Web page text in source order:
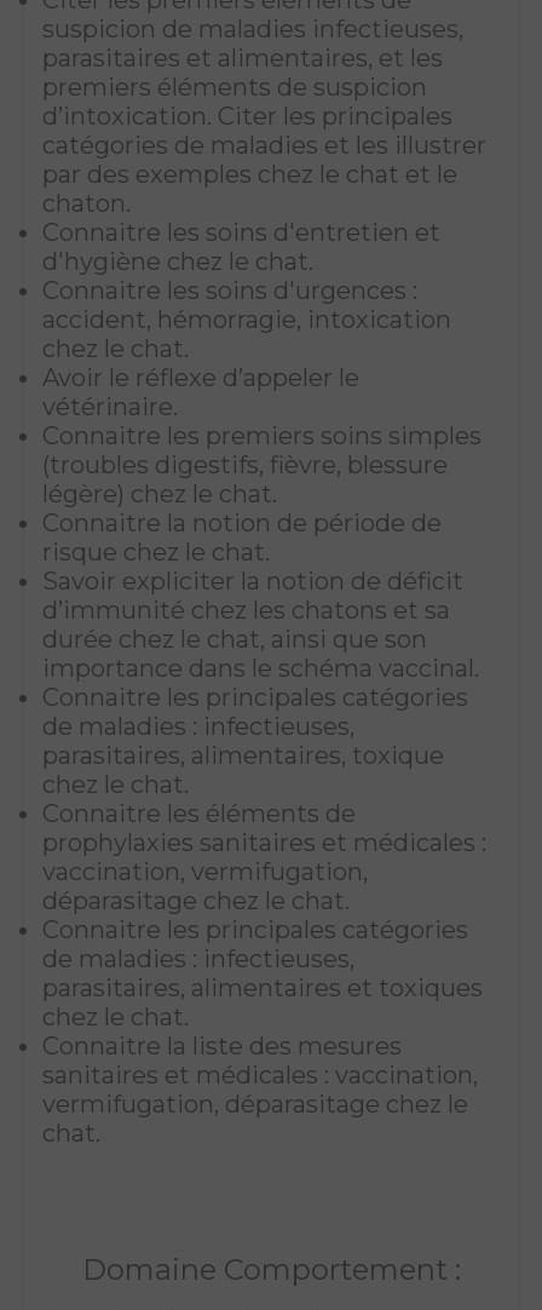
suspicion de maladies infectieuses,
parasitaires et alimentaires, et les
premiers éléments de suspicion
d’intoxication. Citer les principales
catégories de maladies et les illustrer
par des exemples chez le chat et le
chaton.
Connaitre les soins d'entretien et
d'hygiène chez le chat.
Connaitre les soins d'urgences :
accident, hémorragie, intoxication
chez le chat.
Avoir le réflexe d’appeler le
vétérinaire.
Connaitre les premiers soins simples
(troubles digestifs, fièvre, blessure
légère) chez le chat.
Connaitre la notion de période de
risque chez le chat.
Savoir expliciter la notion de déficit
d’immunité chez les chatons et sa
durée chez le chat, ainsi que son
importance dans le schéma vaccinal.
Connaitre les principales catégories
de maladies : infectieuses,
parasitaires, alimentaires, toxique
chez le chat.
Connaitre les éléments de
prophylaxies sanitaires et médicales :
vaccination, vermifugation,
déparasitage chez le chat.
Connaitre les principales catégories
de maladies : infectieuses,
parasitaires, alimentaires et toxiques
chez le chat.
Connaitre la liste des mesures
sanitaires et médicales : vaccination,
vermifugation, déparasitage chez le
chat.
Domaine Comportement :